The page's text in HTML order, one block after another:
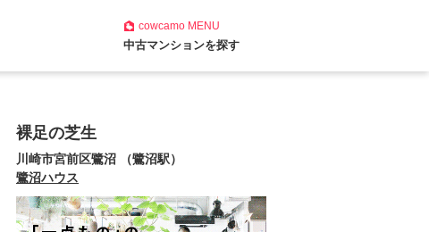
cowcamoMENU
中古マンションを探す
裸足の芝生
川崎市宮前区鷺沼 （鷺沼駅）
鷺沼ハウス